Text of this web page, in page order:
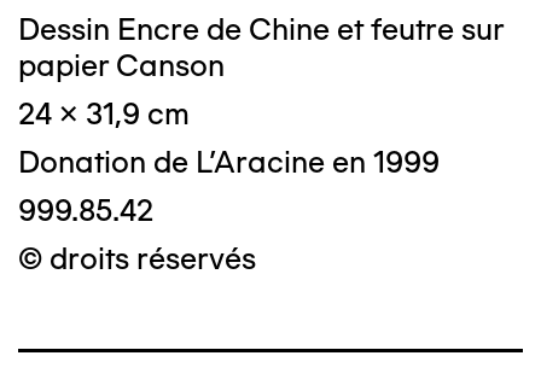
Dessin Encre de Chine et feutre sur
papier Canson
24 x 31,9 cm
Donation de L'Aracine en 1999
999.85.42
© droits réservés